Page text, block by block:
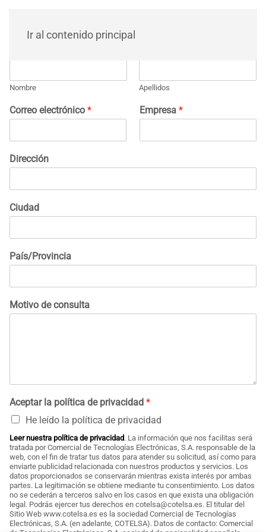
Ir al contenido principal
Nombre Apellidos
Correo electrónico * Empresa *
Dirección
Ciudad
País/Provincia
Motivo de consulta
Aceptar la política de privacidad *
He leído la política de privacidad
Leer nuestra política de privacidad. La información que nos facilitas será
tratada por Comercial de Tecnologías Electrónicas, S.A. responsable de la
web, con el fin de tratar tus datos para atender su solicitud, así como para
enviarte publicidad relacionada con nuestros productos y servicios. Los
datos proporcionados se conservarán mientras exista interés por ambas
partes. La legitimación se obtiene mediante tu consentimiento. Los datos
no se cederán a terceros salvo en los casos en que exista una obligación
legal. Podrás ejercer tus derechos en cotelsa@cotelsa.es. El titular del
Sitio Web www.cotelsa.es es la sociedad Comercial de Tecnologías
Electrónicas, S.A. (en adelante, COTELSA). Datos de contacto: Comercial